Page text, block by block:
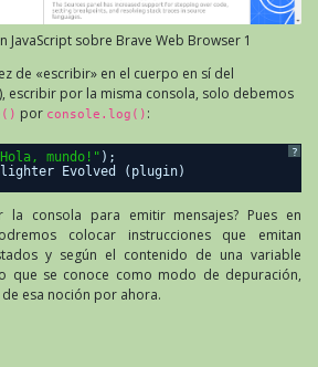
JavaScript sobre Brave Web Browser 1
de «escribir» en el cuerpo en sí del
escribir por la misma consola, solo debemos
por console.log() :
?
Evolved (plugin)
mundo!" );
la consola para emitir mensajes? Pues en
colocar instrucciones que emitan
y según el contenido de una variable
que se conoce como modo de depuración,
esa noción por ahora.